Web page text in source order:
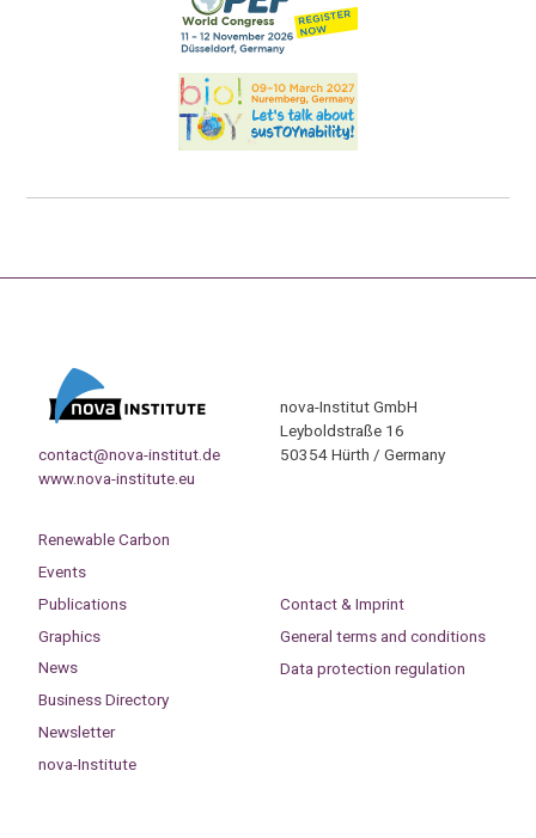
contact@nova-institut.de
www.nova-institute.eu
nova-Institut GmbH
Leyboldstraße 16
50354 Hürth / Germany
Renewable Carbon
Events
Publications
Graphics
News
Business Directory
Newsletter
nova-Institute
Contact & Imprint
General terms and conditions
Data protection regulation